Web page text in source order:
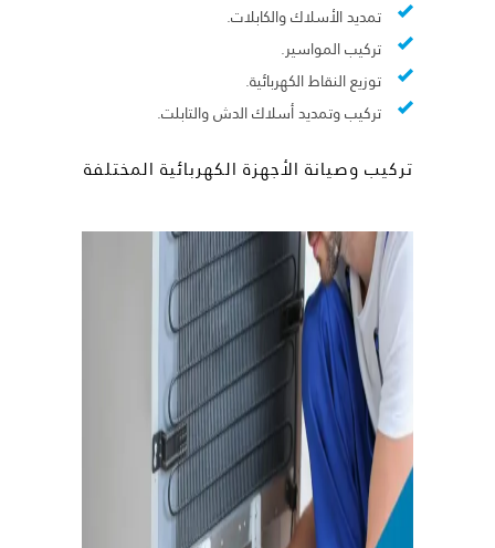
تمديد الأسلاك والكابلات.
تركيب المواسير.
توزيع النقاط الكهربائية.
تركيب وتمديد أسلاك الدش والتابلت.
تركيب وصيانة الأجهزة الكهربائية المختلفة